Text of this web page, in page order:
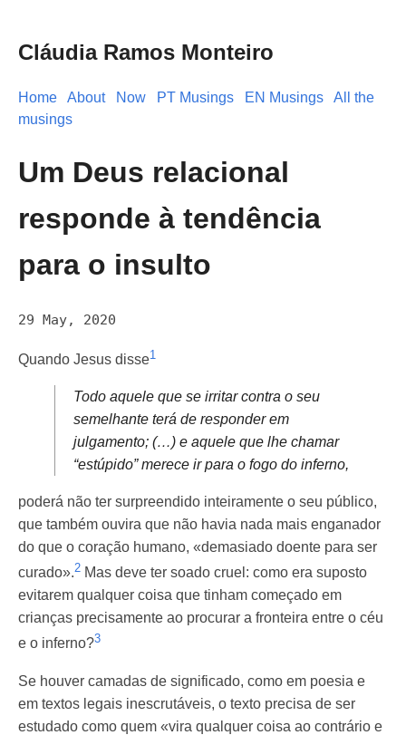
Cláudia Ramos Monteiro
Home About Now PT Musings EN Musings
All the
musings
Um Deus relacional
responde à tendência
para o insulto
29 May, 2020
Quando Jesus disse1
Todo aquele que se irritar contra o seu
semelhante terá de responder em
julgamento; (…) e aquele que lhe chamar
“estúpido” merece ir para o fogo do inferno,
poderá não ter surpreendido inteiramente o seu público,
que também ouvira que não havia nada mais enganador
do que o coração humano, «demasiado doente para ser
curado».2 Mas deve ter soado cruel: como era suposto
evitarem qualquer coisa que tinham começado em
crianças precisamente ao procurar a fronteira entre o céu
e o inferno?3
Se houver camadas de significado, como em poesia e
em textos legais inescrutáveis, o texto precisa de ser
estudado como quem «vira qualquer coisa ao contrário e